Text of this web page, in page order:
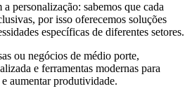
personalização: sabemos que cada
por isso oferecemos soluções
específicas de diferentes setores.
ou negócios de médio porte,
e ferramentas modernas para
aumentar produtividade.